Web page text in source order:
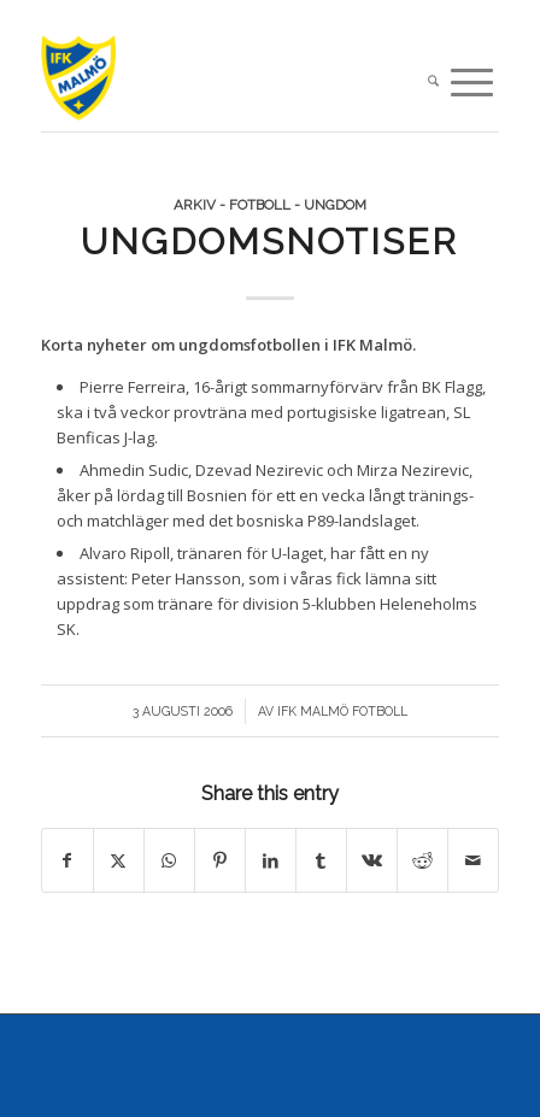
ARKIV - FOTBOLL - UNGDOM
UNGDOMSNOTISER
Korta nyheter om ungdomsfotbollen i IFK Malmö.
Pierre Ferreira, 16-årigt sommarnyförvärv från BK Flagg,
ska i två veckor provträna med portugisiske ligatrean, SL
Benficas J-lag.
Ahmedin Sudic, Dzevad Nezirevic och Mirza Nezirevic,
åker på lördag till Bosnien för ett en vecka långt tränings-
och matchläger med det bosniska P89-landslaget.
Alvaro Ripoll, tränaren för U-laget, har fått en ny
assistent: Peter Hansson, som i våras fick lämna sitt
uppdrag som tränare för division 5-klubben Heleneholms
SK.
3 AUGUSTI 2006
/ AV IFK MALMÖ FOTBOLL
Share this entry